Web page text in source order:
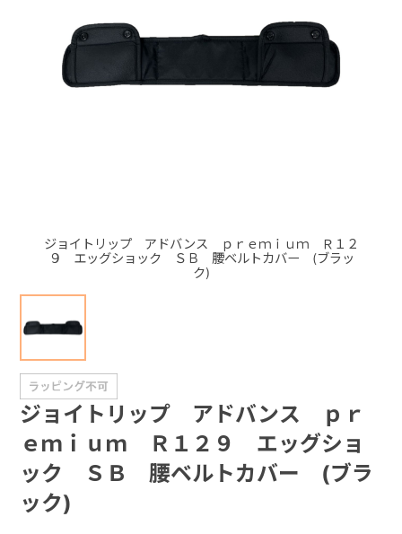
ジョイトリップ アドバンス ｐｒｅｍｉｕｍ Ｒ１２
９ エッグショック ＳＢ 腰ベルトカバー (ブラッ
ク)
ジョイトリップ アドバンス ｐｒ
ｅｍｉｕｍ Ｒ１２９ エッグショ
ック ＳＢ 腰ベルトカバー (ブラ
ック)